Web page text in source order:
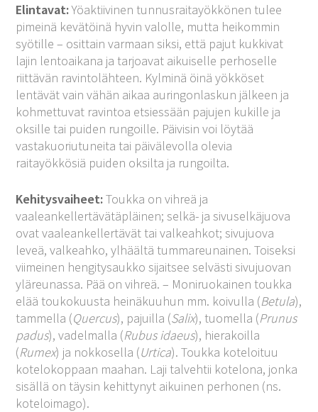
Elintavat:Yöaktiivinen tunnusraitayökkönen tulee
pimeinä kevätöinä hyvin valolle, mutta heikommin
syötille – osittain varmaan siksi, että pajut kukkivat
lajin lentoaikana ja tarjoavat aikuiselle perhoselle
riittävän ravintolähteen. Kylminä öinä yökköset
lentävät vain vähän aikaa auringonlaskun jälkeen ja
kohmettuvat ravintoa etsiessään pajujen kukille ja
oksille tai puiden rungoille. Päivisin voi löytää
vastakuoriutuneita tai päivälevolla olevia
raitayökkösiä puiden oksilta ja rungoilta.
Kehitysvaiheet:Toukka on vihreä ja
vaaleankellertävätäpläinen; selkä- ja sivuselkäjuova
ovat vaaleankellertävät tai valkeahkot; sivujuova
leveä, valkeahko, ylhäältä tummareunainen. Toiseksi
viimeinen hengitysaukko sijaitsee selvästi sivujuovan
yläreunassa. Pää on vihreä. – Moniruokainen toukka
elää toukokuusta heinäkuuhun mm. koivulla (Betula),
tammella (Quercus), pajuilla (Salix), tuomella (Prunus
padus), vadelmalla (Rubus idaeus), hierakoilla
(Rumex) ja nokkosella (Urtica). Toukka koteloituu
kotelokoppaan maahan. Laji talvehtii kotelona, jonka
sisällä on täysin kehittynyt aikuinen perhonen (ns.
koteloimago).